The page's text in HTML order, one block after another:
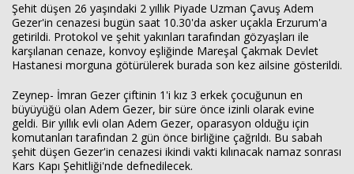
Şehit düşen 26 yaşındaki 2 yıllık Piyade Uzman Çavuş Adem
Gezer'in cenazesi bugün saat 10.30'da asker uçakla Erzurum'a
getirildi. Protokol ve şehit yakınları tarafından gözyaşları ile
karşılanan cenaze, konvoy eşliğinde Mareşal Çakmak Devlet
Hastanesi morguna götürülerek burada son kez ailsine gösterildi.
Zeynep- İmran Gezer çiftinin 1'i kız 3 erkek çocuğunun en
büyüyüğü olan Adem Gezer, bir süre önce izinli olarak evine
geldi. Bir yıllık evli olan Adem Gezer, oparasyon olduğu için
komutanları tarafından 2 gün önce birliğine çağrıldı. Bu sabah
şehit düşen Gezer'in cenazesi ikindi vakti kılınacak namaz sonrası
Kars Kapı Şehitliği'nde defnedilecek.
Haberin Doğru Adresi.